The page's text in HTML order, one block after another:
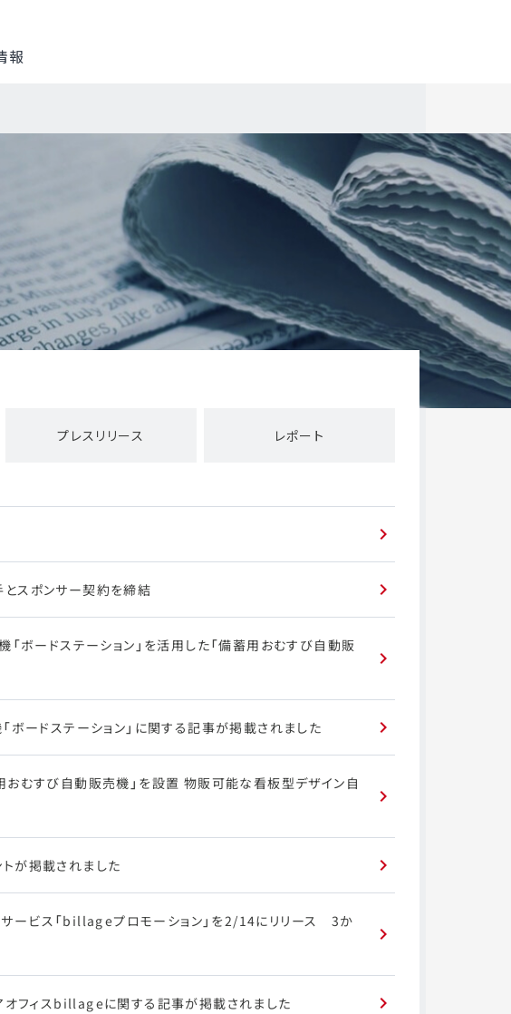
報
プレスリリース レポート
とスポンサー契約を締結
ボードステーション」を活用した「備蓄用おむすび自動販
ボードステーション」に関する記事が掲載されました
おむすび自動販売機」を設置 物販可能な看板型デザイン自
が掲載されました
ービス「billageプロモーション」を2/14にリリース 3か
オフィスbillageに関する記事が掲載されました